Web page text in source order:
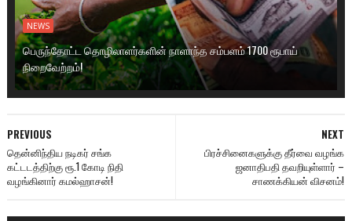
NEWS
பெருந்தோட்ட தொழிலாளர்களின் நாளாந்த சம்பளம் 1700 ரூபாய்
நிறைவேற்றம்!
NEXT
பிரச்சினைகளுக்கு தீர்வை வழங்க
ஜனாதிபதி தவறியுள்ளார் –
சாணக்கியன் விசனம்!
PREVIOUS
தென்னிந்திய நடிகர் சங்க
கட்டடத்திற்கு ரூ.1 கோடி நிதி
வழங்கினார் கமல்ஹாசன்!